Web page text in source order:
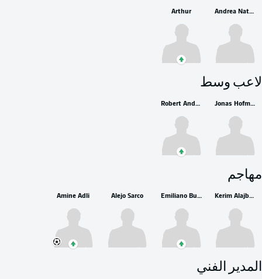
Andrea Natali
Arthur
لاعب وسط
Jonas Hofmann
Robert Andrich
مهاجم
Kerim Alajbegović
Emiliano Buendía
Alejo Sarco
Amine Adli
المدير الفني